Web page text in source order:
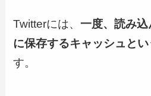
Twitterには、一度、読み
に保存するキャッシュと
す。